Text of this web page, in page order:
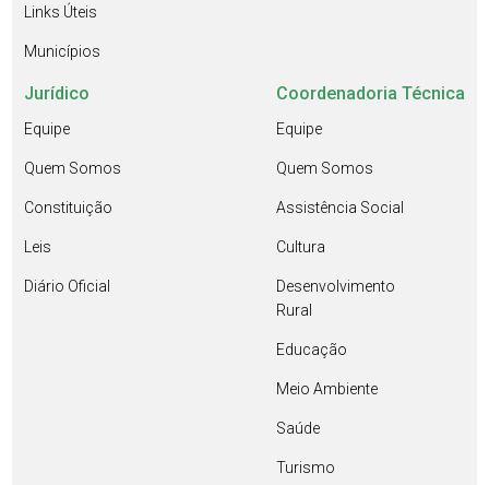
Links Úteis
Municípios
Jurídico
Equipe
Quem Somos
Constituição
Leis
Diário Oficial
Coordenadoria Técnica
Equipe
Quem Somos
Assistência Social
Cultura
Desenvolvimento
Rural
Educação
Meio Ambiente
Saúde
Turismo